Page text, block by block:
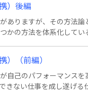
）後編
ありますが、その方法論
かの方法を体系化して
）（前編）
自己のパフォーマンス
きない仕事を成し遂げ